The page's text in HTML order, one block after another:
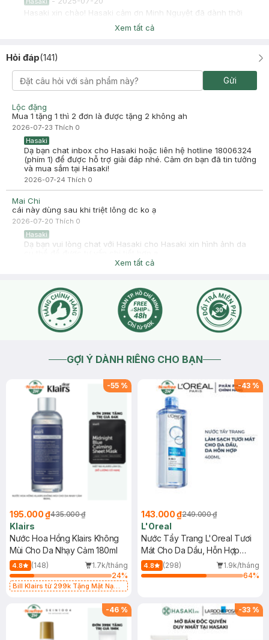
Hasaki xin chào! Hasaki cảm ơn Minh Nguyệt đã dành thời
gian đánh giá. Sự hài lòng của khách hàng là động lực to lớn
để Hasaki ngày càng phát triển hơn nữa về chất lượng dịch
2025-05-02
Ủ tóc mượt lắm mấy bồ ơi. ủ trước khi gội ý. chim ưng hết sức. t
mua 1 tặng 1. thề trung thành với gel nha đam milaganics
Hasaki
Hasaki xin chào! Hasaki cảm ơn PHẠM QUỲNH Anh đã dành
thời gian đánh giá. Sự hài lòng của khách hàng là động lực to
lớn để Hasaki ngày càng phát triển hơn nữa về chất lượng
dịch vụ. Cảm ơn bạn đã tin tưởng và mua sắm tại Hasaki!
Xem tất cả
Hỏi đáp(141)
Gửi
Lộc đặng
Mua 1 tặng 1 thì 2 đơn là được tặng 2 không ah
2026-07-23 Thích 0
Hasaki
Dạ bạn chat inbox cho Hasaki hoặc liên hệ hotline 18006324
(phím 1) để được hỗ trợ giải đáp nhé. Cảm ơn bạn đã tin tưởng
và mua sắm tại Hasaki!
2026-07-24 Thích 0
Mai Chi
cái này dùng sau khi triệt lông dc ko ạ
2026-07-20 Thích 0
Hasaki
Dạ bạn vui lòng chat với Hasaki cho Hasaki xin hình ảnh da
Xem tất cả
GỢI Ý DÀNH RIÊNG CHO BẠN
-55 %
195.000 ₫435.000 ₫
Klairs
Nước Hoa Hồng Klairs Không
Mùi Cho Da Nhạy Cảm 180ml
4.8 (148)
1.7k/tháng
24%
Bill Klairs từ 299k Tặng Mặt Nạ
25ml (SL Có Hạn)
-43 %
143.000 ₫249.000 ₫
L'Oreal
Nước Tẩy Trang L'Oreal Tươi
Mát Cho Da Dầu, Hỗn Hợp
400ml
4.8 (298)
1.9k/tháng
64%
-46 % -33 %